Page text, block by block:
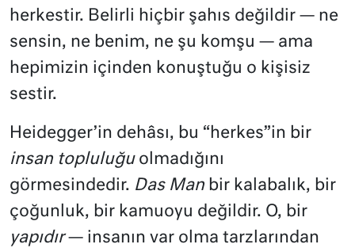
herkestir. Belirli hiçbir şahıs değildir — ne
sensin, ne benim, ne şu komşu — ama
hepimizin içinden konuştuğu o kişisiz
sestir.
Heidegger’in dehâsı, bu “herkes”in bir
insan topluluğuolmadığını
görmesindedir. Das Man bir kalabalık, bir
çoğunluk, bir kamuoyu değildir. O, bir
yapıdır— insanın var olma tarzlarından